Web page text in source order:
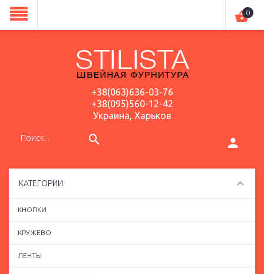
+38(063)636-03-76
+38(095)560-12-42
Украина, Харьков
0
КАТЕГОРИИ
КНОПКИ
КРУЖЕВО
ЛЕНТЫ